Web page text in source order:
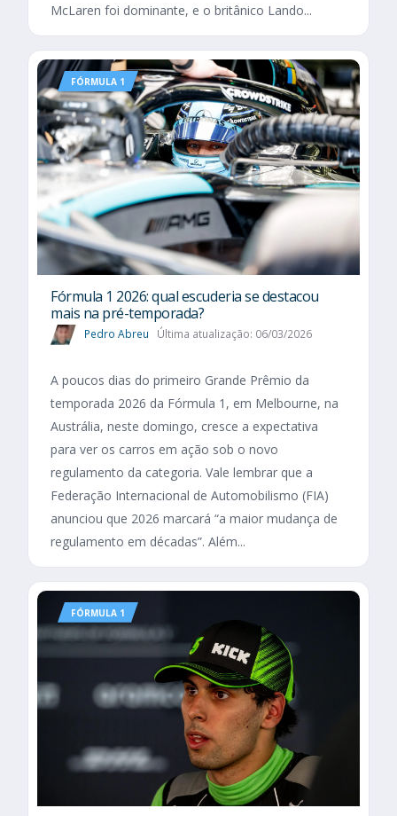
McLaren foi dominante, e o britânico Lando...
FÓRMULA 1
Fórmula 1 2026: qual escuderia se destacou
mais na pré-temporada?
Pedro Abreu Última atualização: 06/03/2026
A poucos dias do primeiro Grande Prêmio da
temporada 2026 da Fórmula 1, em Melbourne, na
Austrália, neste domingo, cresce a expectativa
para ver os carros em ação sob o novo
regulamento da categoria. Vale lembrar que a
Federação Internacional de Automobilismo (FIA)
anunciou que 2026 marcará “a maior mudança de
regulamento em décadas”. Além...
FÓRMULA 1